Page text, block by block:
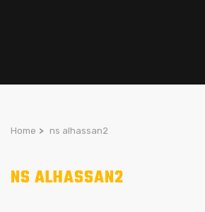
Home > ns alhassan2
NS ALHASSAN2